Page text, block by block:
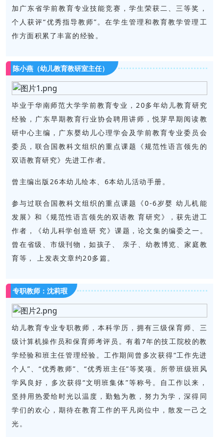
加广东省学前教育专业技能竞赛，学生荣获二、三等奖，
个人获评“优秀指导教师”。在学生管理和教育教学管理工
作方面积累了丰富的经验。
陈小燕（幼儿教育教研室主任）
毕业于华南师范大学学前教育专业，20多年幼儿教育研究
经验，广东早期教育行业协会聘用讲师，悦芽早期阅读教
研中心主编，广东婴幼儿心理学会及学前教育专业委员会
委员，联合国教科文组织的重点课题《规范性语言领先的
双语教育研究》先进工作者。
曾主编出版26本幼儿绘本、6本幼儿活动手册。
参与过联合国教科文组织的重点课题《0-6岁婴 幼儿机能
发展》和《规范性语言领先的双语教 育研究》，获先进工
作者，《幼儿科学创造研 究》课题，论文集的编委之一。
曾在省级、市级刊物，如孩子、 亲子、幼教博览、家庭教
育等， 上发表文章约20多篇。
专职教师： 沈莉瑕
幼儿教育专业专职教师，本科学历，拥有三级保育师、三
级计算机操作员和保育师考评员。有着7年的技工院校的教
学经验和班主任管理经验。工作期间曾多次获得“工作先进
个人”、“优秀教师”、“优秀班主任”等奖项。所带班级班风
学风良好，多次获得“文明班集体”等称号。自工作以来，
坚持用热爱给时光以温度，勤勉为教，努力为学，深得同
学们的欢心，期待在教育工作的平凡岗位中，散发一己之
光。